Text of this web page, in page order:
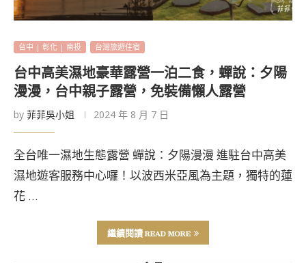
台中 | 彰化 | 南投 台灣旅遊住宿
台中高美濕地豪華露營一泊二食，蟬說：夕陽
漫漫，台中親子露營，免裝備懶人露營
by 菲菲吳小姐 2024 年 8 月 7 日
全台唯一濕地生態露營 蟬說：夕陽漫漫 進駐台中高美
濕地遊客服務中心囉！以波西米亞風為主題，獨特的蓮
花 …
繼續閱讀 READ MORE